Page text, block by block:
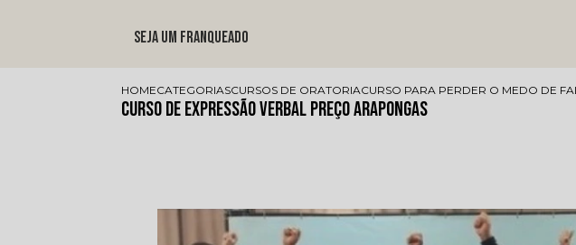
Seja um franqueado
HOMECATEGORIASCURSOS DE ORATORIACURSO PARA PERDER O MEDO DE
Curso de Expressão Verbal Preço Arapongas